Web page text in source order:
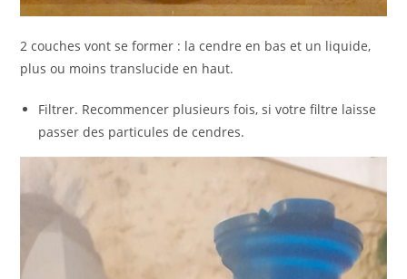
2 couches vont se former : la cendre en bas et un liquide,
plus ou moins translucide en haut.
Filtrer. Recommencer plusieurs fois, si votre filtre laisse
passer des particules de cendres.